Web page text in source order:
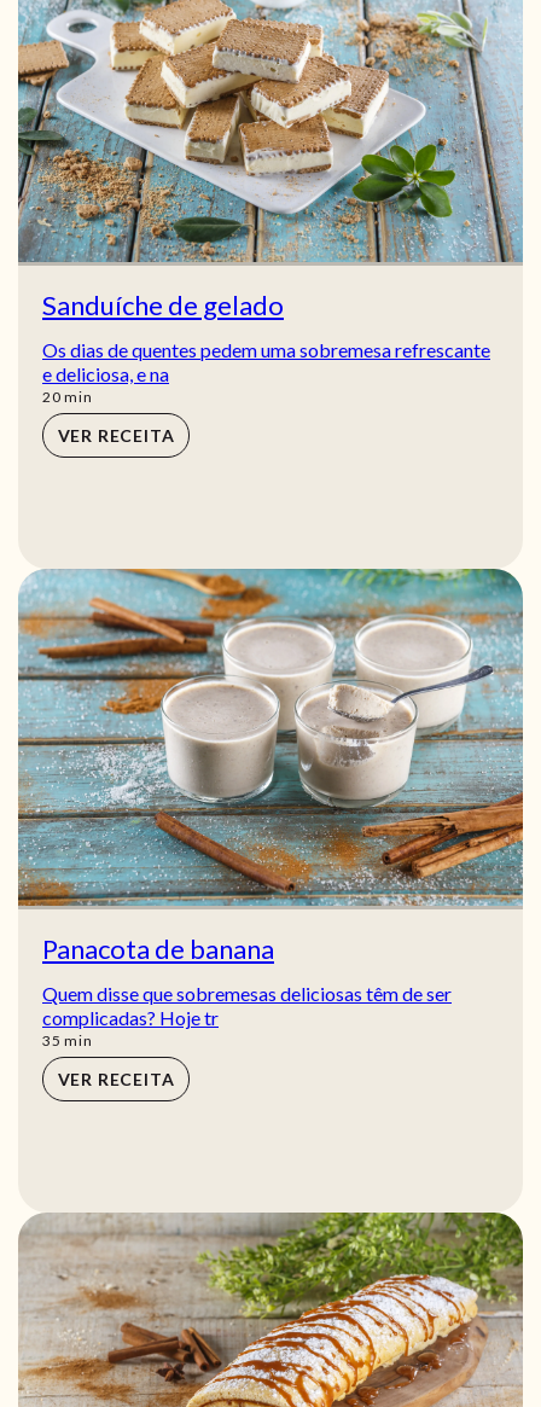
Sanduíche de gelado
Os dias de quentes pedem uma sobremesa refrescante
e deliciosa, e na
20min
min
VER RECEITA
Panacota de banana
Quem disse que sobremesas deliciosas têm de ser
complicadas? Hoje tr
35 min
min
VER RECEITA